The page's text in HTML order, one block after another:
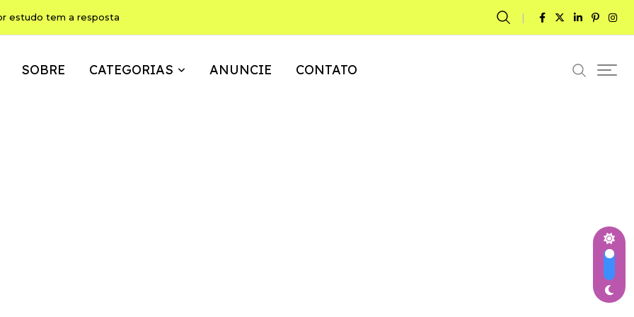
estudo tem a resposta
SOBRE CATEGORIAS ANUNCIE CONTATO